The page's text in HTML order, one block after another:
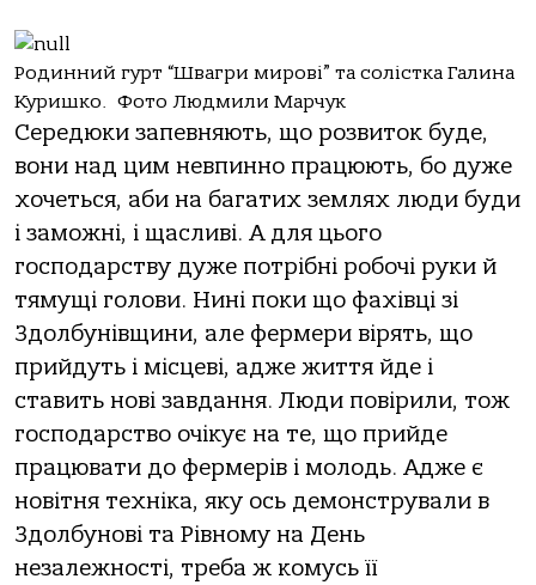
Родинний гурт “Швагри мирові” та солістка Галина
Куришко. Фото Людмили Марчук
Середюки запевняють, що розвиток буде,
вони над цим невпинно працюють, бо дуже
хочеться, аби на багатих землях люди буди
і заможні, і щасливі. А для цього
господарству дуже потрібні робочі руки й
тямущі голови. Нині поки що фахівці зі
Здолбунівщини, але фермери вірять, що
прийдуть і місцеві, адже життя йде і
ставить нові завдання. Люди повірили, тож
господарство очікує на те, що прийде
працювати до фермерів і молодь. Адже є
новітня техніка, яку ось демонстрували в
Здолбунові та Рівному на День
незалежності, треба ж комусь її